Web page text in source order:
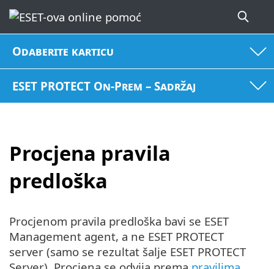
Odaberite karticu
ESET PROTECT On-Prem – Sadržaj
Procjena pravila
predloška
Procjenom pravila predloška bavi se ESET
Management agent, a ne ESET PROTECT
server (samo se rezultat šalje ESET PROTECT